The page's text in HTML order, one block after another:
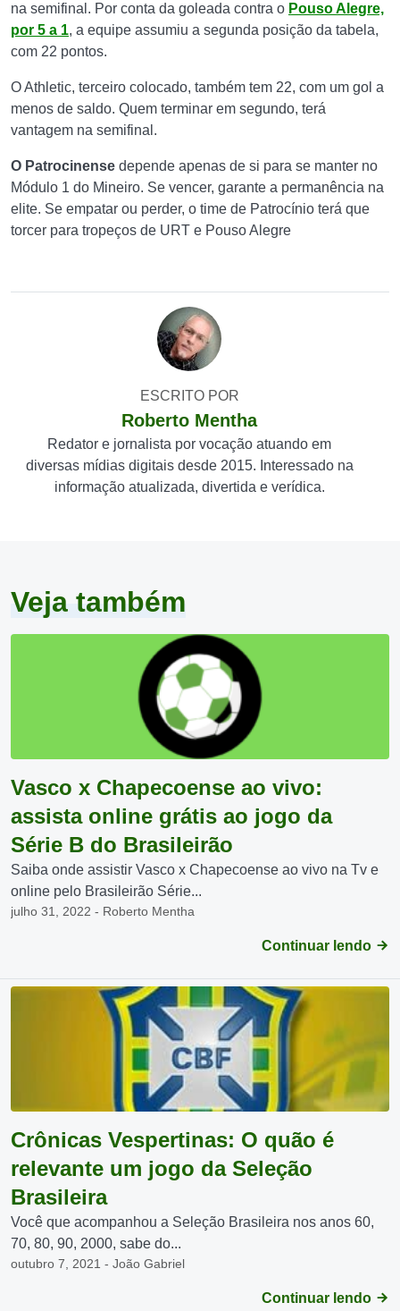
na semifinal. Por conta da goleada contra o Pouso Alegre,
por 5 a 1, a equipe assumiu a segunda posição da tabela,
com 22 pontos.
O Athletic, terceiro colocado, também tem 22, com um gol a
menos de saldo. Quem terminar em segundo, terá
vantagem na semifinal.
O Patrocinense depende apenas de si para se manter no
Módulo 1 do Mineiro. Se vencer, garante a permanência na
elite. Se empatar ou perder, o time de Patrocínio terá que
torcer para tropeços de URT e Pouso Alegre
ESCRITO POR
Roberto Mentha
Redator e jornalista por vocação atuando em
diversas mídias digitais desde 2015. Interessado na
informação atualizada, divertida e verídica.
Veja também
Vasco x Chapecoense ao vivo:
assista online grátis ao jogo da
Série B do Brasileirão
Saiba onde assistir Vasco x Chapecoense ao vivo na Tv e
online pelo Brasileirão Série...
julho 31, 2022 - Roberto Mentha
Continuar lendo
Crônicas Vespertinas: O quão é
relevante um jogo da Seleção
Brasileira
Você que acompanhou a Seleção Brasileira nos anos 60,
70, 80, 90, 2000, sabe do...
outubro 7, 2021 - João Gabriel
Continuar lendo